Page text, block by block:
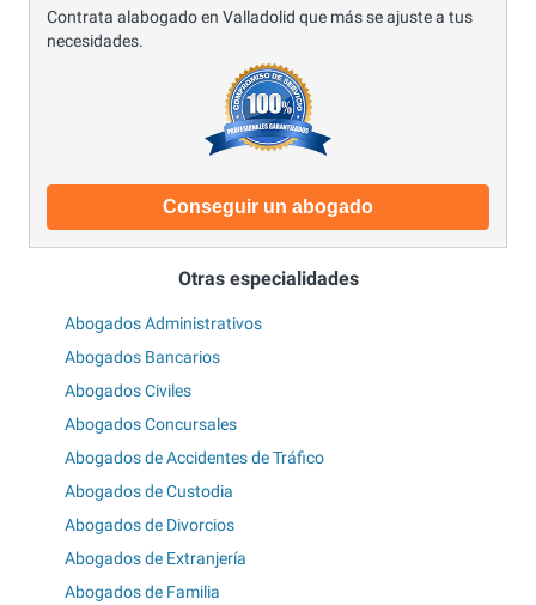
Contrata alabogado en Valladolid que más se ajuste a tus
necesidades.
Conseguir un abogado
Otras especialidades
Abogados Administrativos
Abogados Bancarios
Abogados Civiles
Abogados Concursales
Abogados de Accidentes de Tráfico
Abogados de Custodia
Abogados de Divorcios
Abogados de Extranjería
Abogados de Familia